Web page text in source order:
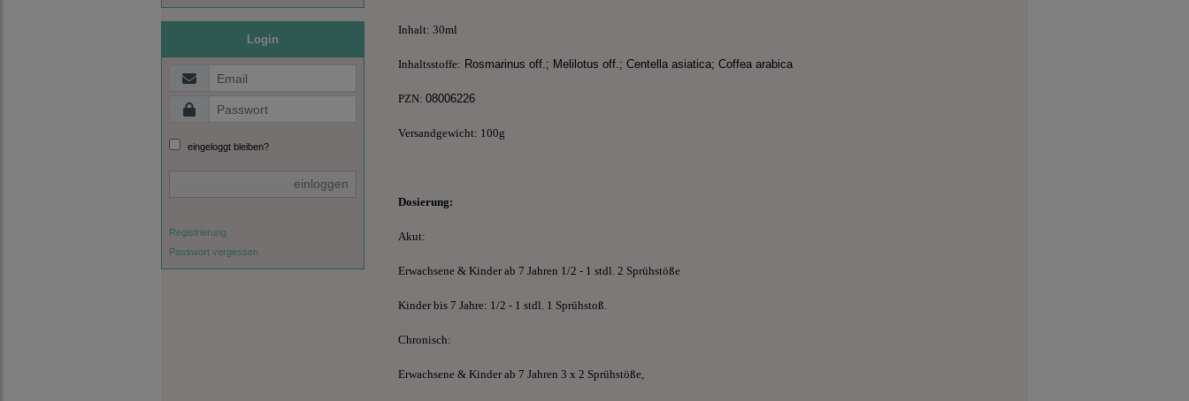
Login
eingeloggt bleiben?
einloggen
Registrierung
Passwort vergessen
Inhalt: 30ml
Inhaltsstoffe: Rosmarinus off.; Melilotus off.; Centella asiatica; Coffea arabica
PZN: 08006226
Versandgewicht: 100g
Dosierung:
Akut:
Erwachsene & Kinder ab 7 Jahren 1/2 - 1 stdl. 2 Sprühstöße
Kinder bis 7 Jahre: 1/2 - 1 stdl. 1 Sprühstoß.
Chronisch:
Erwachsene & Kinder ab 7 Jahren 3 x 2 Sprühstöße,